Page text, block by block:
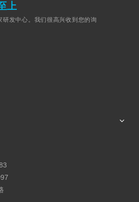
上
发中心。我们很高兴收到您的询